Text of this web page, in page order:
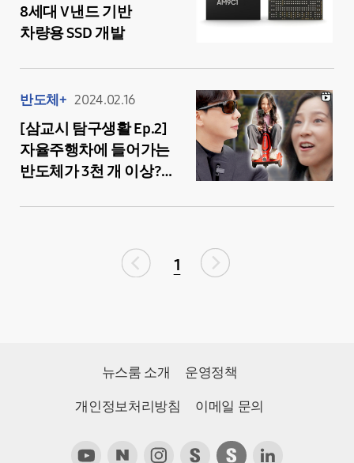
8세대 V낸드 기반
차량용 SSD 개발
반도체+ 2024.02.16
[삼교시 탐구생활 Ep.2]
자율주행차에 들어가는
반도체가 3천 개 이상?!
1
뉴스룸 소개 운영정책
개인정보처리방침 이메일 문의